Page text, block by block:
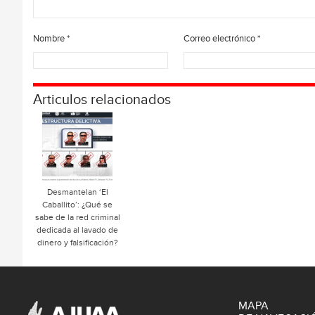
Nombre* Correo electrónico*
Articulos relacionados
Desmantelan ‘El
Caballito’: ¿Qué se
sabe de la red criminal
dedicada al lavado de
dinero y falsificación?
MAPA